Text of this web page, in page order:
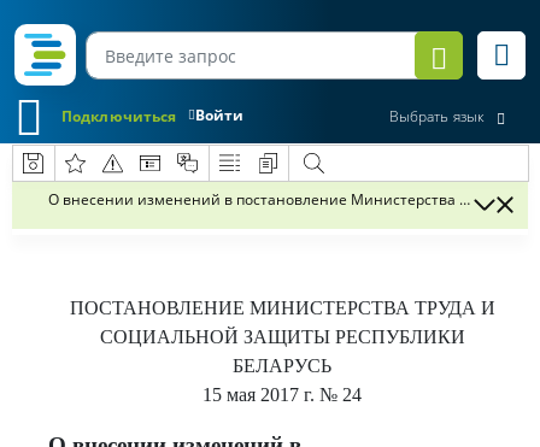
Войти
Подключиться Выбрать язык
О внесении изменений в постановление Министерства труда и
ПОСТАНОВЛЕНИЕ МИНИСТЕРСТВА ТРУДА И
СОЦИАЛЬНОЙ ЗАЩИТЫ РЕСПУБЛИКИ
БЕЛАРУСЬ
15 мая 2017 г. № 24